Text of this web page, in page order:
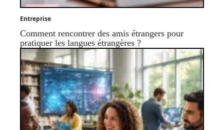
Entreprise
Comment rencontrer des amis étrangers pour
pratiquer les langues étrangères ?